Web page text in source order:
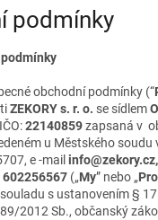
podmínky
obchodní podmínky (“
ZEKORY s. r. o. se sídlem
IČO:22140859zapsaná v
u Městského soudu
e -mail info@zekory.cz,
602256567 („My” nebo „
s ustanovením §
2012 Sb., občanský